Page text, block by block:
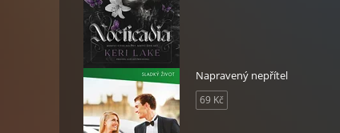
Napravený nepřítel
69 Kč